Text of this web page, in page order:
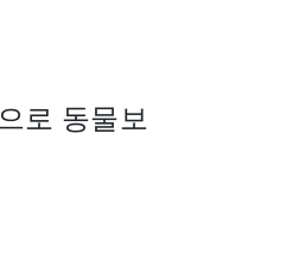
로 동물보